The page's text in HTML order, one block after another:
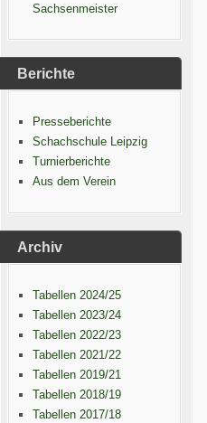
Sachsenmeister
Berichte
Presseberichte
Schachschule Leipzig
Turnierberichte
Aus dem Verein
Archiv
Tabellen 2024/25
Tabellen 2023/24
Tabellen 2022/23
Tabellen 2021/22
Tabellen 2019/21
Tabellen 2018/19
Tabellen 2017/18